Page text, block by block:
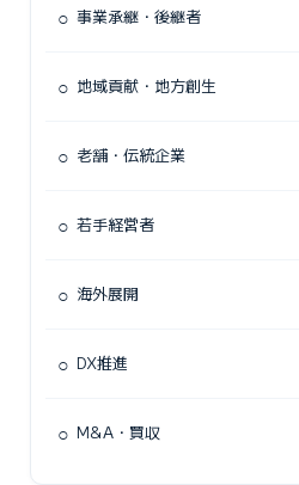
○ 事業承継・後継者
○ 地域貢献・地方創生
○ 老舗・伝統企業
○ 若手経営者
○ 海外展開
○ DX推進
○ M&A・買収